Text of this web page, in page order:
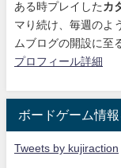
ある時プレイした カ
マり続け 、毎週のよ
ムブログの開設に至
プロフィール詳細
ボードゲーム情
Tweets by kujiraction